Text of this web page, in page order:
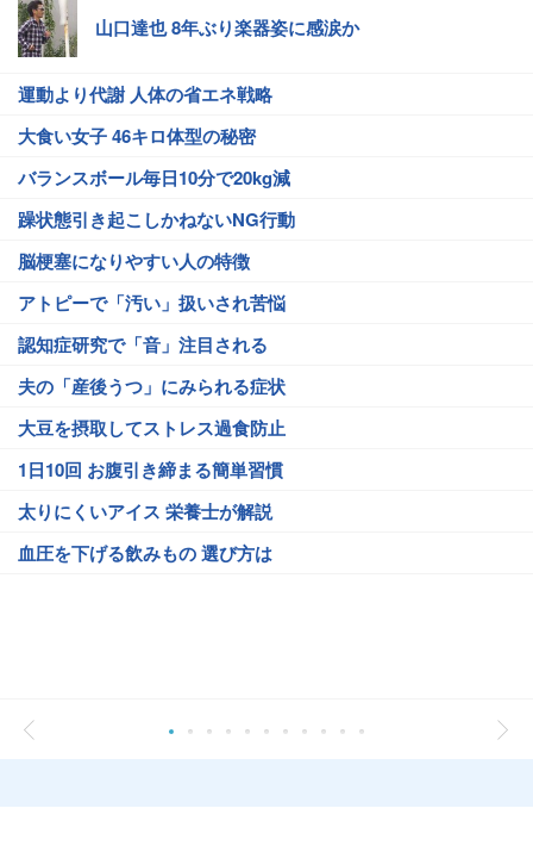
山口達也 8年ぶり楽器姿に感涙か
運動より代謝 人体の省エネ戦略
大食い女子 46キロ体型の秘密
バランスボール毎日10分で20kg減
躁状態引き起こしかねないNG行動
脳梗塞になりやすい人の特徴
アトピーで「汚い」扱いされ苦悩
認知症研究で「音」注目される
夫の「産後うつ」にみられる症状
大豆を摂取してストレス過食防止
1日10回 お腹引き締まる簡単習慣
太りにくいアイス 栄養士が解説
血圧を下げる飲みもの 選び方は